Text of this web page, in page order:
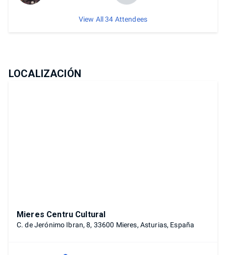
View All 34 Attendees
LOCALIZACIÓN
Mieres Centru Cultural
C. de Jerónimo Ibran, 8, 33600 Mieres, Asturias, España